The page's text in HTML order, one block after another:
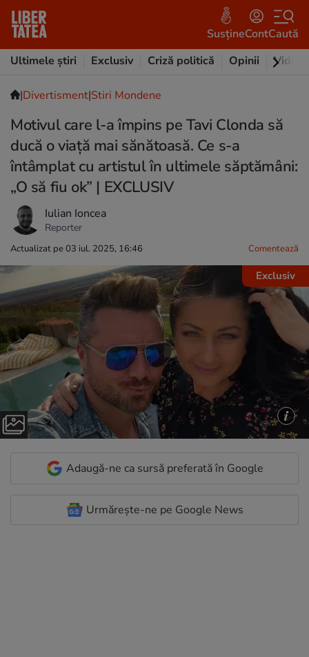
SusțineContCaută
Ultimele știri
Exclusiv Criză politică Opinii Video
|Divertisment|Stiri Mondene
Motivul care l-a împins pe Tavi Clonda să
ducă o viață mai sănătoasă. Ce s-a
întâmplat cu artistul în ultimele săptămâni:
„O să fiu ok” | EXCLUSIV
Iulian Ioncea
Reporter
Actualizat pe 03 iul. 2025, 16:46 Comentează
Exclusiv
Adaugă-ne ca sursă preferată în Google
Urmărește-ne pe Google News